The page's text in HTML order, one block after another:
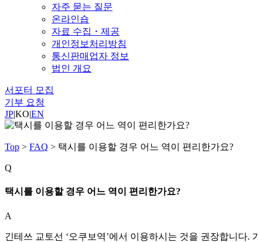
자주 묻는 질문
온라인숍
자료 수집・제공
개인정보처리방침
통신판매업자 정보
법인 개요
서포터 모집
기부 요청
JP|KO|EN
Top > FAQ > 택시를 이용할 경우 어느 역이 편리한가요?
Q
택시를 이용할 경우 어느 역이 편리한가요?
A
긴테쓰 교토선 ‘오쿠보역’에서 이용하시는 것을 권장합니다